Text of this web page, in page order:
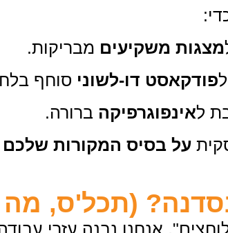
מצגות משקיעים מבריקות.
פודקאסט דו-לשוני סוחף
לאינפוגרפיקה ברורה.
על בסיס המקורות
(תכל'ס, מה
אנחנו נבנה עזרי